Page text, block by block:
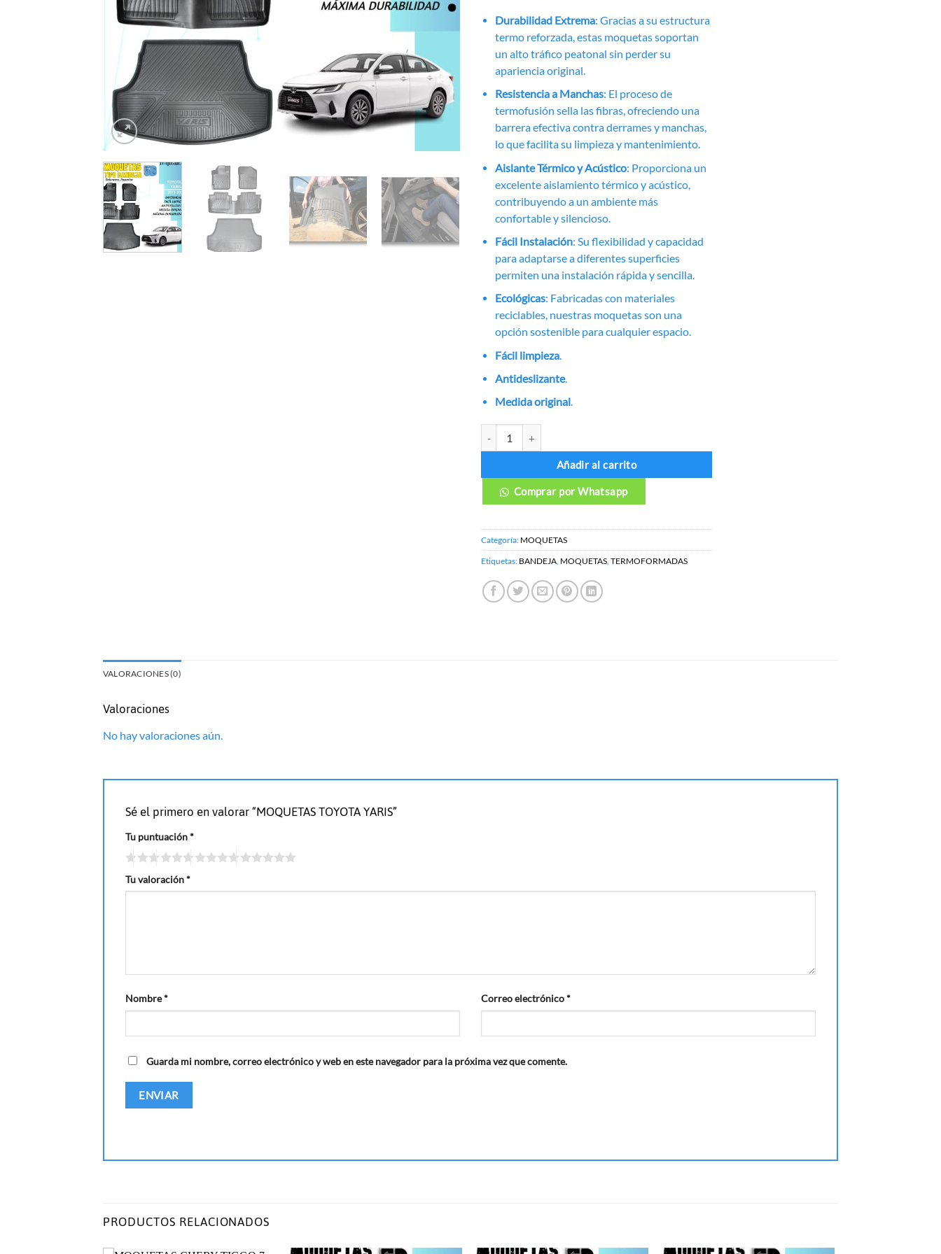
Durabilidad Extrema: Gracias a su estructura
termo reforzada, estas moquetas soportan
un alto tráfico peatonal sin perder su
apariencia original.
Resistencia a Manchas: El proceso de
termofusión sella las fibras, ofreciendo una
barrera efectiva contra derrames y manchas,
lo que facilita su limpieza y mantenimiento.
Aislante Térmico y Acústico: Proporciona un
excelente aislamiento térmico y acústico,
contribuyendo a un ambiente más
confortable y silencioso.
Fácil Instalación: Su flexibilidad y capacidad
para adaptarse a diferentes superficies
permiten una instalación rápida y sencilla.
Ecológicas: Fabricadas con materiales
reciclables, nuestras moquetas son una
opción sostenible para cualquier espacio.
Fácil limpieza.
Antideslizante.
Medida original.
Añadir al carrito
Comprar por Whatsapp
Categoría: MOQUETAS
Etiquetas: BANDEJA, MOQUETAS, TERMOFORMADAS
VALORACIONES (0)
Valoraciones
No hay valoraciones aún.
Sé el primero en valorar “MOQUETAS TOYOTA YARIS”
Tu puntuación*
Tu valoración*
Nombre* Correo electrónico*
Guarda mi nombre, correo electrónico y web en este navegador para la próxima vez que comente.
PRODUCTOS RELACIONADOS